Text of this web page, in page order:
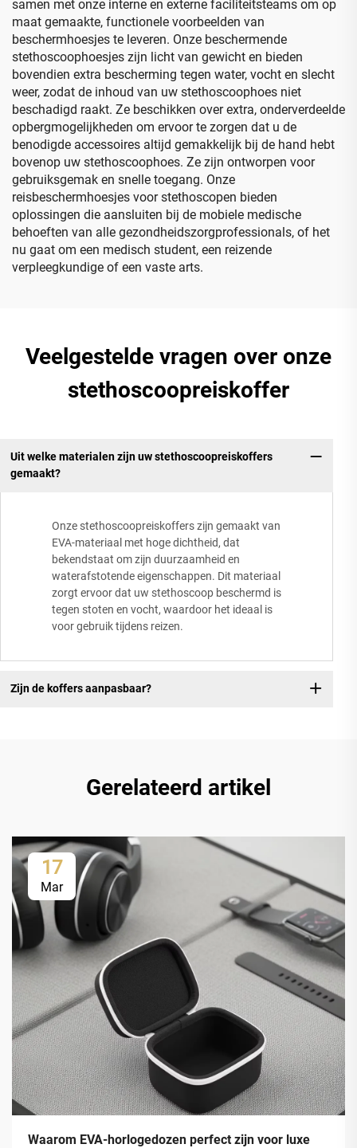
samen met onze interne en externe faciliteitsteams om op
maat gemaakte, functionele voorbeelden van
beschermhoesjes te leveren. Onze beschermende
stethoscoophoesjes zijn licht van gewicht en bieden
bovendien extra bescherming tegen water, vocht en slecht
weer, zodat de inhoud van uw stethoscoophoes niet
beschadigd raakt. Ze beschikken over extra, onderverdeelde
opbergmogelijkheden om ervoor te zorgen dat u de
benodigde accessoires altijd gemakkelijk bij de hand hebt
bovenop uw stethoscoophoes. Ze zijn ontworpen voor
gebruiksgemak en snelle toegang. Onze
reisbeschermhoesjes voor stethoscopen bieden
oplossingen die aansluiten bij de mobiele medische
behoeften van alle gezondheidszorgprofessionals, of het
nu gaat om een medisch student, een reizende
verpleegkundige of een vaste arts.
Veelgestelde vragen over onze
stethoscoopreiskoffer
Uit welke materialen zijn uw stethoscoopreiskoffers
gemaakt?
Onze stethoscoopreiskoffers zijn gemaakt van
EVA-materiaal met hoge dichtheid, dat
bekendstaat om zijn duurzaamheid en
waterafstotende eigenschappen. Dit materiaal
zorgt ervoor dat uw stethoscoop beschermd is
tegen stoten en vocht, waardoor het ideaal is
voor gebruik tijdens reizen.
Zijn de koffers aanpasbaar?
Gerelateerd artikel
17
Mar
Waarom EVA-horlogedozen perfect zijn voor luxe